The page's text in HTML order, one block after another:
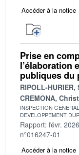
Accéder à la notice
Prise en
l’élaboration
publiques du
RIPOLL-HURIER,
CREMONA,
INSPECTION
DEVELOPPEMENT
Rapport: févr. 2026
n°016247-01
Accéder à la notice